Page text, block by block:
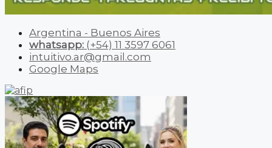
Argentina - Buenos Aires
whatsapp: (+54) 11 3597 6061
intuitivo.ar@gmail.com
Google Maps